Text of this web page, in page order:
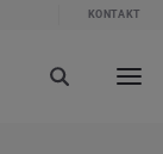
KONTAKT